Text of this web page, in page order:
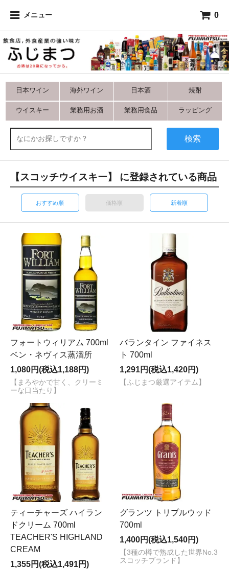
メニュー 0
日本ワイン 海外ワイン 日本酒 焼酎
ウイスキー 業務用お酒 業務用食品 ラッピング
検索
【スコッチウイスキー】 に登録されている商品
おすすめ順 価格順 新着順
フォートウィリアム 700ml
ベン・ネヴィス蒸溜所
1,080円(税込1,188円)
【まろやかで甘く、クリーミ
ーな口当たり】
バランタイン ファイネス
ト 700ml
1,291円(税込1,420円)
【ふじまつ厳選アイテム】
ティーチャーズ ハイラン
ドクリーム 700ml
TEACHER'S HIGHLAND
CREAM
1,355円(税込1,491円)
グランツ トリプルウッド
700ml
1,400円(税込1,540円)
【3種の樽で熟成した世界No.3
スコッチブランド】